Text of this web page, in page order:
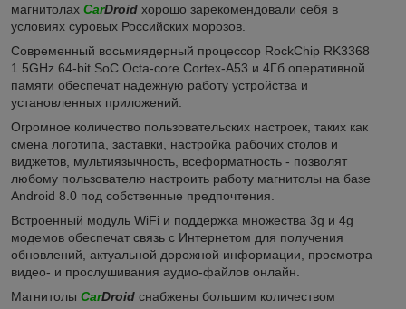
магнитолах CarDroid хорошо зарекомендовали себя в
условиях суровых Российских морозов.
Современный восьмиядерный процессор RockChip RK3368
1.5GHz 64-bit SoC Octa-core Cortex-A53 и 4Гб оперативной
памяти обеспечат надежную работу устройства и
установленных приложений.
Огромное количество пользовательских настроек, таких как
смена логотипа, заставки, настройка рабочих столов и
виджетов, мультиязычность, всеформатность - позволят
любому пользователю настроить работу магнитолы на базе
Android 8.0 под собственные предпочтения.
Встроенный модуль WiFi и поддержка множества 3g и 4g
модемов обеспечат связь с Интернетом для получения
обновлений, актуальной дорожной информации, просмотра
видео- и прослушивания аудио-файлов онлайн.
Магнитолы CarDroid снабжены большим количеством